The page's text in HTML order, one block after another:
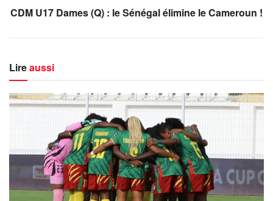
CDM U17 Dames (Q) : le Sénégal élimine le Cameroun !
Lireaussi